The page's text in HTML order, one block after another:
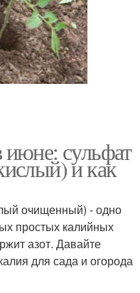
июне: сульфат
и как
очищенный) - одно
простых калийных
азот. Давайте
для сада и огорода